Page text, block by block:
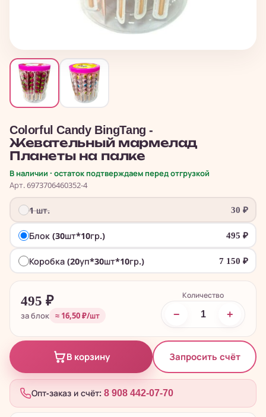
Colorful Candy BingTang -
Жевательный мармелад
Планеты на палке
В наличии · остаток подтверждаем перед отгрузкой
Арт. 6973706460352-4
1 шт. 30 ₽
Блок (30шт*10гр.) 495 ₽
Коробка (20уп*30шт*10гр.) 7 150 ₽
495 ₽
за блок ≈ 16,50 ₽/шт
Количество
− +
В корзину Запросить счёт
Опт-заказ и счёт: 8 908 442-07-70